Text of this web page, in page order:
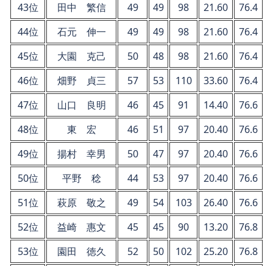
43位
田中 繁信 49 49 98 21.60
76.4
44位
石元 伸一 49 49 98 21.60
76.4
45位
大園 克己 50 48 98 21.60
76.4
46位
畑野 貞三 57 53 110 33.60
76.4
47位
山口 良明 46 45 91 14.40
76.6
48位
東 宏 46 51 97 20.40
76.6
49位
揚村 幸男 50 47 97 20.40
76.6
50位
平野 稔 44 53 97 20.40
76.6
51位
萩原 敬之 49 54 103 26.40
76.6
52位
益崎 惠文 45 45 90 13.20
76.8
53位
園田 徳久 52 50 102 25.20
76.8